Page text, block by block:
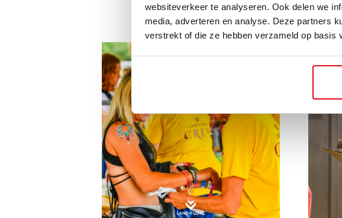
websiteverkeer te analyseren. Ook delen we
media, adverteren en analyse. Deze partners
verstrekt of die ze hebben verzameld op basis